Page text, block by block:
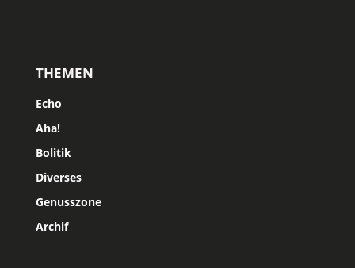
THEMEN
Echo
Aha!
Bolitik
Diverses
Genusszone
Archif